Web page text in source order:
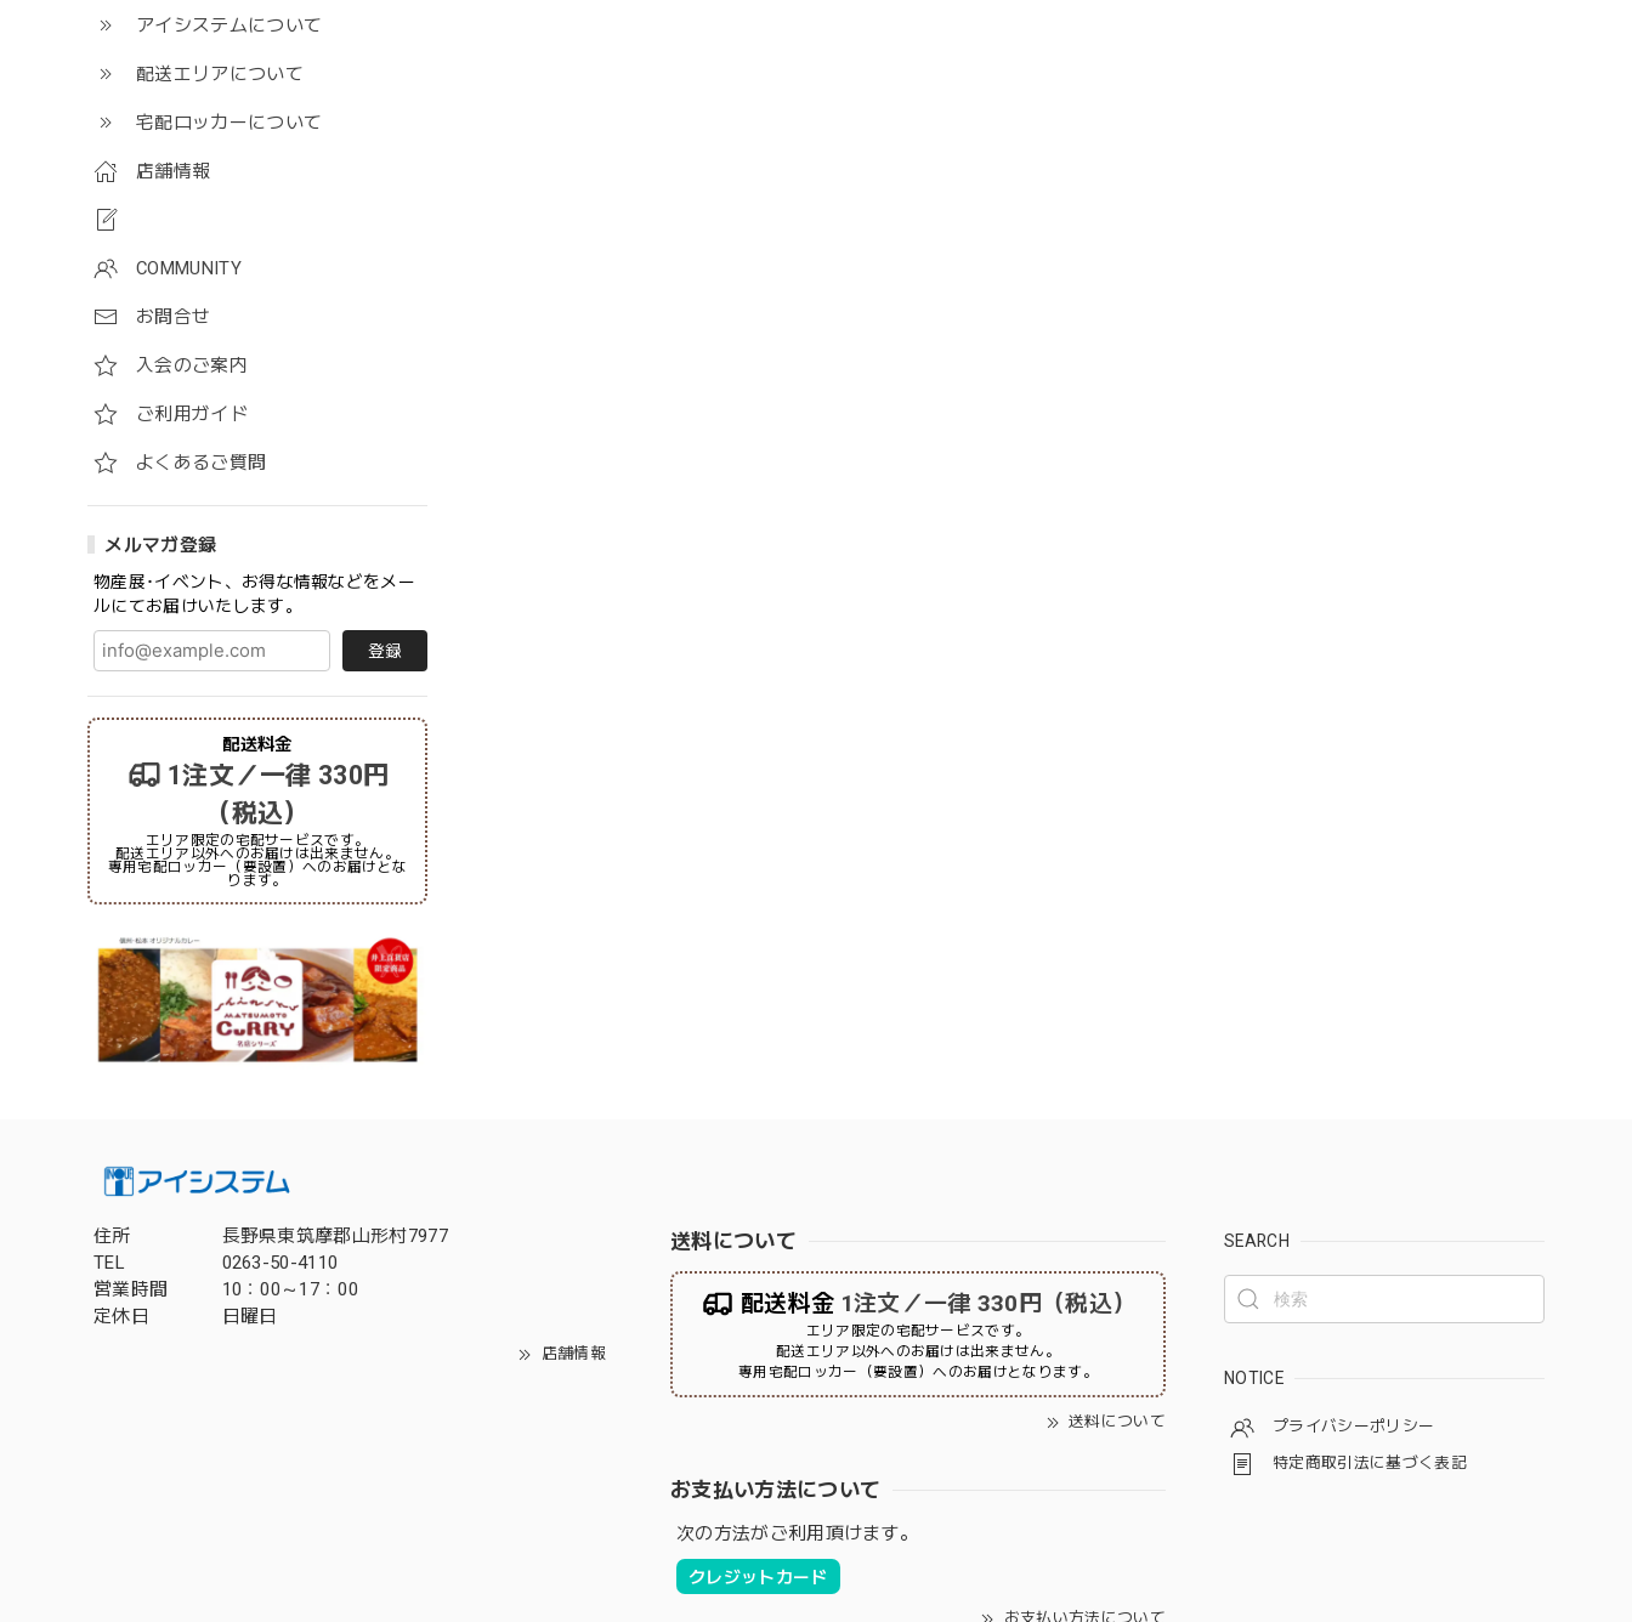
アイシステムについて
配送エリアについて
宅配ロッカーについて
店舗情報
COMMUNITY
お問合せ
入会のご案内
ご利用ガイド
よくあるご質問
メルマガ登録
物産展･イベント、お得な情報などをメー
ルにてお届けいたします。
登録
配送料金
1注文／一律 330円
（税込）
エリア限定の宅配サービスです。
配送エリア以外へのお届けは出来ません。
専用宅配ロッカー（要設置）へのお届けとな
ります。
住所
長野県東筑摩郡山形村7977
TEL
0263-50-4110
営業時間
10：00～17：00
定休日
日曜日
店舗情報
送料について
配送料金 1注文／一律 330円（税込）
エリア限定の宅配サービスです。
配送エリア以外へのお届けは出来ません。
専用宅配ロッカー（要設置）へのお届けとなります。
送料について
お支払い方法について
次の方法がご利用頂けます。
クレジットカード
お支払い方法について
SEARCH
NOTICE
プライバシーポリシー
特定商取引法に基づく表記